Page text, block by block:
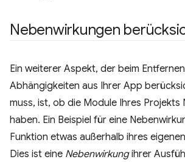
Nebenwirkungen
Ein weiterer Aspekt, der beim
Abhängigkeiten aus Ihrer App
muss, ist, ob die Module Ihres Projekts
haben. Ein Beispiel für eine
Funktion etwas außerhalb ihres
Dies ist eine Nebenwirkungihrer